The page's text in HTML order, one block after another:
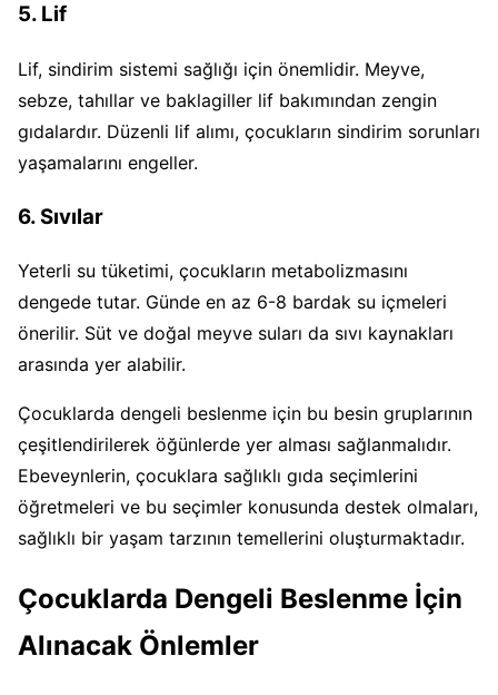
5. Lif
Lif, sindirim sistemi sağlığı için önemlidir. Meyve,
sebze, tahıllar ve baklagiller lif bakımından zengin
gıdalardır. Düzenli lif alımı, çocukların sindirim sorunları
yaşamalarını engeller.
6. Sıvılar
Yeterli su tüketimi, çocukların metabolizmasını
dengede tutar. Günde en az 6-8 bardak su içmeleri
önerilir. Süt ve doğal meyve suları da sıvı kaynakları
arasında yer alabilir.
Çocuklarda dengeli beslenme için bu besin gruplarının
çeşitlendirilerek öğünlerde yer alması sağlanmalıdır.
Ebeveynlerin, çocuklara sağlıklı gıda seçimlerini
öğretmeleri ve bu seçimler konusunda destek olmaları,
sağlıklı bir yaşam tarzının temellerini oluşturmaktadır.
Çocuklarda Dengeli Beslenme İçin
Alınacak Önlemler